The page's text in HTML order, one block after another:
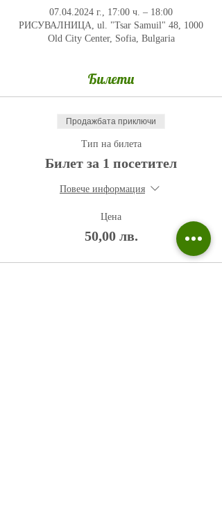
07.04.2024 г., 17:00 ч. – 18:00
РИСУВАЛНИЦА, ul. "Tsar Samuil" 48, 1000
Old City Center, Sofia, Bulgaria
Билети
Продажбата приключи
Тип на билета
Билет за 1 посетител
Повече информация
Цена
50,00 лв.